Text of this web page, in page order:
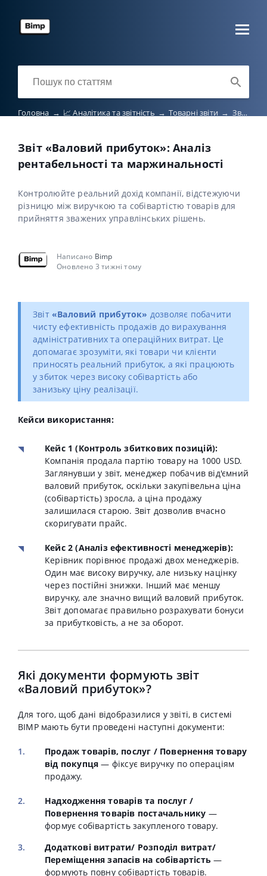
Головна → 📈 Аналітика та звітність → Товарні звіти → Звіт «Валовий прибуток»: Аналіз рентабельності та маржинальності
Звіт «Валовий прибуток»: Аналіз
рентабельності та маржинальності
Контролюйте реальний дохід компанії, відстежуючи
різницю між виручкою та собівартістю товарів для
прийняття зважених управлінських рішень.
Написано Bimp
Оновлено 3 тижні тому
Звіт «Валовий прибуток» дозволяє побачити
чисту ефективність продажів до вирахування
адміністративних та операційних витрат. Це
допомагає зрозуміти, які товари чи клієнти
приносять реальний прибуток, а які працюють
у збиток через високу собівартість або
занизьку ціну реалізації.
Кейси використання:
Кейс 1 (Контроль збиткових позицій):
Компанія продала партію товару на 1000 USD.
Заглянувши у звіт, менеджер побачив від'ємний
валовий прибуток, оскільки закупівельна ціна
(собівартість) зросла, а ціна продажу
залишилася старою. Звіт дозволив вчасно
скоригувати прайс.
Кейс 2 (Аналіз ефективності менеджерів):
Керівник порівнює продажі двох менеджерів.
Один має високу виручку, але низьку націнку
через постійні знижки. Інший має меншу
виручку, але значно вищий валовий прибуток.
Звіт допомагає правильно розрахувати бонуси
за прибутковість, а не за оборот.
Які документи формують звіт
«Валовий прибуток»?
Для того, щоб дані відобразилися у звіті, в системі
BIMP мають бути проведені наступні документи:
Продаж товарів, послуг / Повернення товару
від покупця — фіксує виручку по операціям
продажу.
Надходження товарів та послуг /
Повернення товарів постачальнику —
формує собівартість закупленого товару.
Додаткові витрати/ Розподіл витрат/
Переміщення запасів на собівартість—
формують повну собівартість товарів.